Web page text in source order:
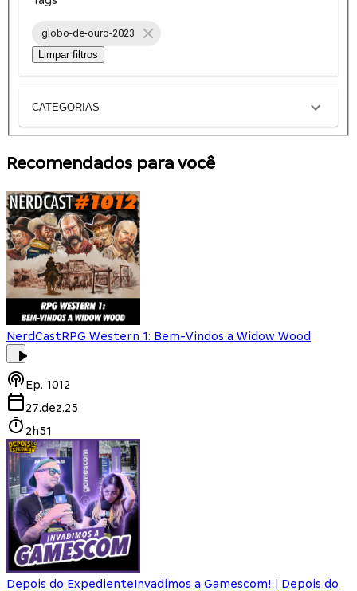
globo-de-ouro-2023
Limpar filtros
CATEGORIAS
Recomendados para você
NerdCastRPG Western 1: Bem-Vindos a Widow Wood
Ep. 1012
27.dez.25
2h51
Depois do ExpedienteInvadimos a Gamescom! | Depois do